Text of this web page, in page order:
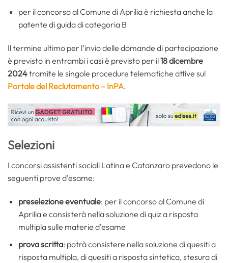
per il concorso al Comune di Aprilia è richiesta anche la
patente di guida di categoria B
Il termine ultimo per l’invio delle domande di partecipazione
è previsto in entrambi i casi è previsto per il18 dicembre
2024tramite le singole procedure telematiche attive sul
Portale del Reclutamento – InPA.
Selezioni
I concorsi assistenti sociali Latina e Catanzaro prevedono le
seguenti prove d’esame:
preselezione eventuale: per il concorso al Comune di
Aprilia e consisterà nella soluzione di quiz a risposta
multipla sulle materie d’esame
prova scritta: potrà consistere nella soluzione di quesiti a
risposta multipla, di quesiti a risposta sintetica, stesura di